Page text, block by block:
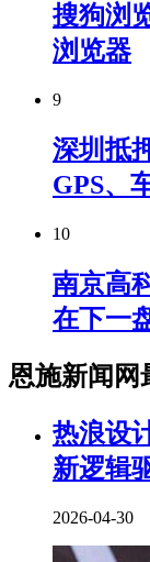
搜狗浏
浏览器
9
深圳抵
GPS、
10
南京高
在下一
恩施新闻网
热浪设
新逻辑
2026-04-30